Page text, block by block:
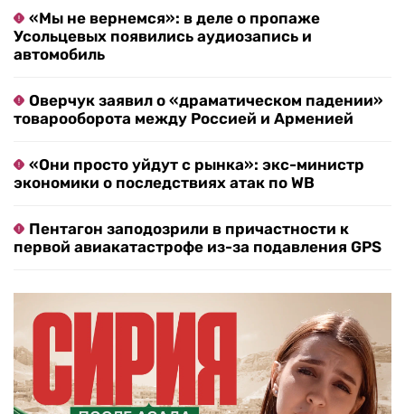
«Мы не вернемся»: в деле о пропаже
Усольцевых появились аудиозапись и
автомобиль
Оверчук заявил о «драматическом падении»
товарооборота между Россией и Арменией
«Они просто уйдут с рынка»: экс-министр
экономики о последствиях атак по WB
Пентагон заподозрили в причастности к
первой авиакатастрофе из-за подавления GPS